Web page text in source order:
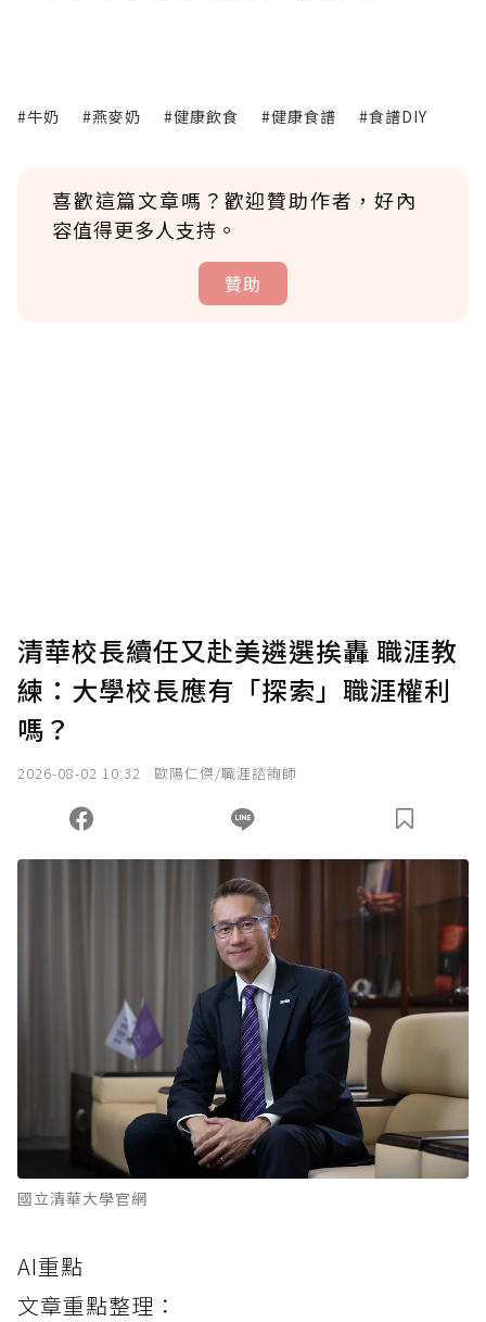
#牛奶 #燕麥奶 #健康飲食 #健康食譜 #食譜DIY
喜歡這篇文章嗎？歡迎贊助作者，好內
容值得更多人支持。
贊助
確認送出
您當前剩餘 U 利點數：0點；前往 購買點數
清華校長續任又赴美遴選挨轟 職涯教
練：大學校長應有「探索」職涯權利
嗎？
2026-08-02 10:32 歐陽仁傑/職涯諮詢師
國立清華大學官網
AI重點
文章重點整理：